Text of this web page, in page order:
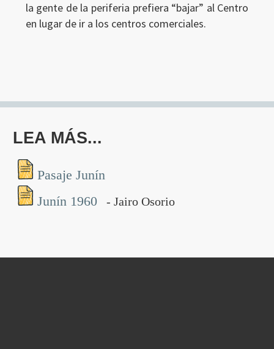
la gente de la periferia prefiera “bajar” al Centro
en lugar de ir a los centros comerciales.
LEA MÁS...
Pasaje Junín
Junín 1960
- Jairo Osorio